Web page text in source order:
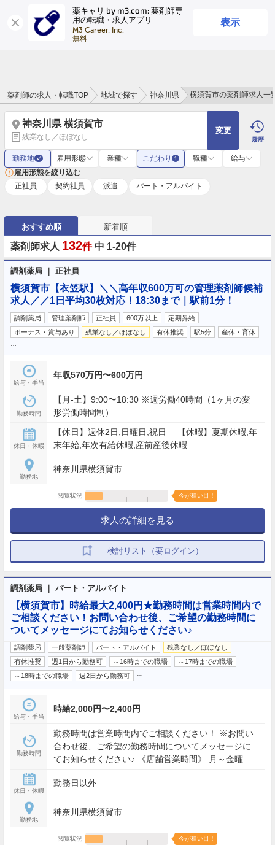
薬キャリ by m3.com: 薬剤師専
用の転職・求人アプリ
M3 Career, Inc.
無料
表示
ログイン
薬剤師の求人・転職TOP 地域で探す 神奈川県 横須賀市の薬剤師求人一
神奈川県 横須賀市
残業なし／ほぼなし
変更
履歴
勤務地 ✓ 雇用形態 業種 こだわり 1 職種
給与
雇用形態を絞り込む
正社員
契約社員 派遣 パート・アルバイト
おすすめ順 新着順
薬剤師求人 132件 中 1-20件
調剤薬局 ｜ 正社員
横須賀市【衣笠駅】＼＼高年収600万可の管理薬剤師候補
求人／／1日平均30枚対応！18:30まで｜駅前1分！
調剤薬局 管理薬剤師 正社員 600万以上
定期昇給
ボーナス・賞与あり
残業なし／ほぼなし 有休推奨 駅5分 産休・育休
給与・手当
年収570万円〜600万円
勤務時間
【月‐土】9:00〜18:30 ※週労働40時間（1ヶ月の変
形労働時間制）
休日・休暇
【休日】週休2日,日曜日,祝日 【休暇】夏期休暇,年
末年始,年次有給休暇,産前産後休暇
勤務地
神奈川県横須賀市
閲覧状況 今が狙い目！
求人の詳細を見る
検討リスト（要ログイン）
調剤薬局 ｜ パート・アルバイト
【横須賀市】時給最大2,400円★勤務時間は営業時間内で
ご相談ください！お問い合わせ後、ご希望の勤務時間に
ついてメッセージにてお知らせください♪
調剤薬局 一般薬剤師 パート・アルバイト
残業なし／ほぼなし
有休推奨
週1日から勤務可 ～16時までの職場
～17時までの職場
～18時までの職場
週2日から勤務可
給与・手当
時給2,000円〜2,400円
勤務時間
勤務時間は営業時間内でご相談ください！ ※お問い
合わせ後、ご希望の勤務時間についてメッセージに
てお知らせください♪ 《店舗営業時間》 月～金曜
休日・休暇
勤務日以外
勤務地
神奈川県横須賀市
閲覧状況 今が狙い目！